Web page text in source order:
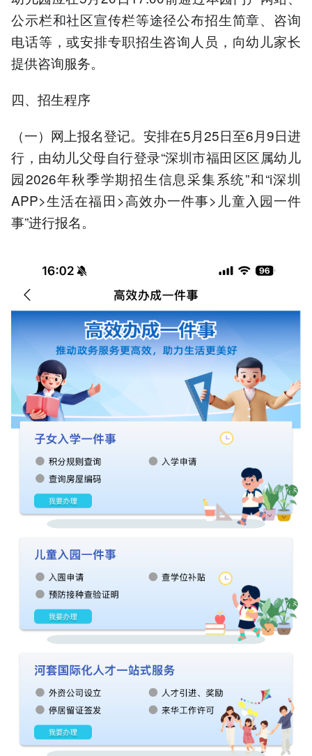
公示栏和社区宣传栏等途径公布招生简章、咨询
电话等，或安排专职招生咨询人员，向幼儿家长
提供咨询服务。
四、招生程序
（一）网上报名登记。安排在5月25日至6月9日进
行，由幼儿父母自行登录“深圳市福田区区属幼儿
园2026年秋季学期招生信息采集系统”和“i深圳
APP>生活在福田>高效办一件事>儿童入园一件
事”进行报名。